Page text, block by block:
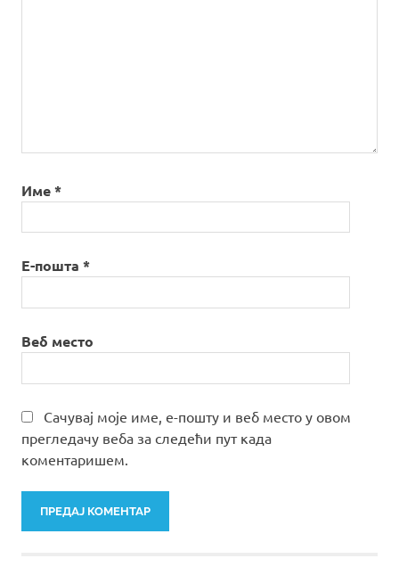
Име*
Е-пошта *
Веб место
Сачувај моје име, е-пошту и веб место у овом
прегледачу веба за следећи пут када
коментаришем.